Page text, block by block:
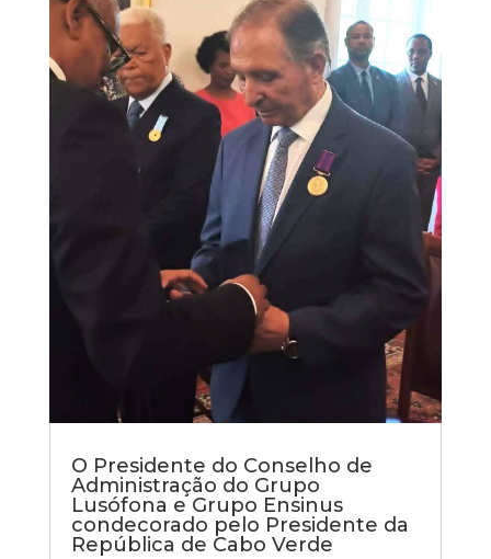
O Presidente do Conselho de
Administração do Grupo
Lusófona e Grupo Ensinus
condecorado pelo Presidente da
República de Cabo Verde